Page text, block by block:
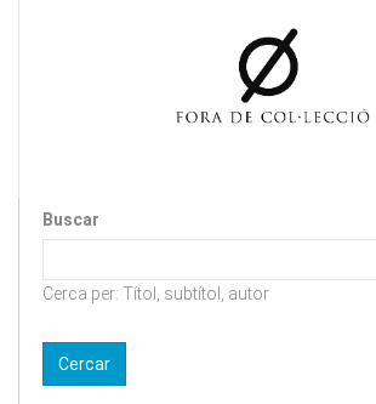
Buscar
Cerca per: Títol, subtítol, autor